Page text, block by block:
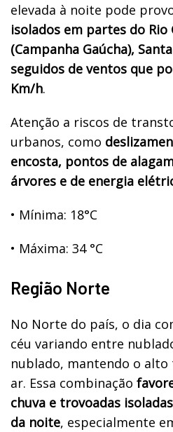
elevada à noite pode
isolados em partes do Rio
(Campanha Gaúcha),
seguidos de ventos que
Km/h.
Atenção a riscos de
urbanos, como
encosta, pontos de
árvores e de energia
• Mínima: 18°C
• Máxima: 34 °C
Região Norte
No Norte do país, o dia
céu variando entre
nublado, mantendo o
ar. Essa combinação
chuva e trovoadas
da noite, especialmente